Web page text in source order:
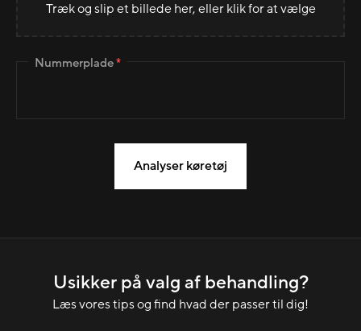
Træk og slip et billede her, eller klik for at vælge
Nummerplade*
Analyser køretøj
Usikker på valg af behandling?
Læs vores tips og find hvad der passer til dig!